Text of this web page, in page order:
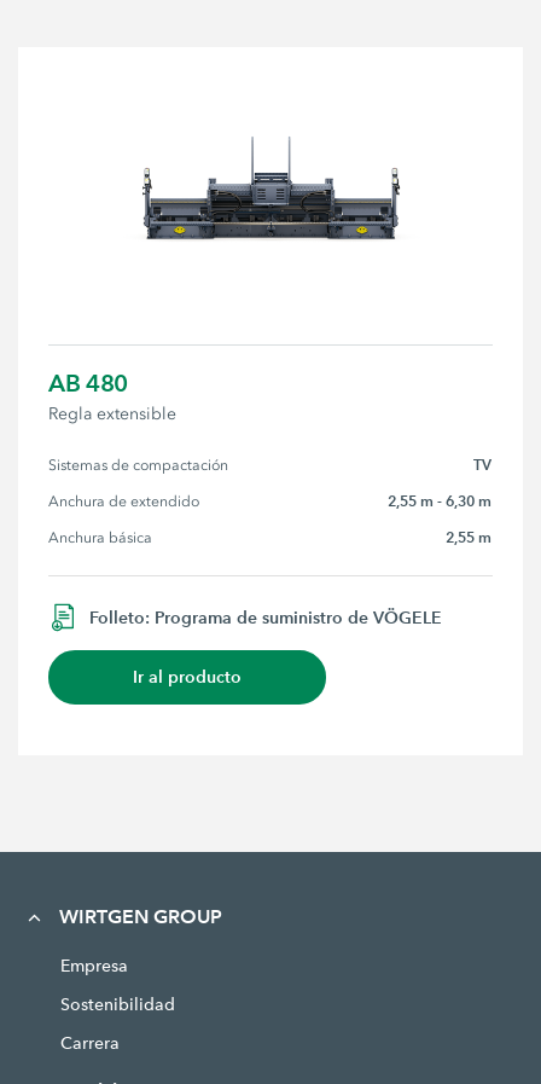
AB 480
Regla extensible
Sistemas de compactación TV
Anchura de extendido 2,55 m - 6,30 m
Anchura básica 2,55 m
Folleto: Programa de suministro de VÖGELE
Ir al producto
WIRTGEN GROUP
Empresa
Sostenibilidad
Carrera